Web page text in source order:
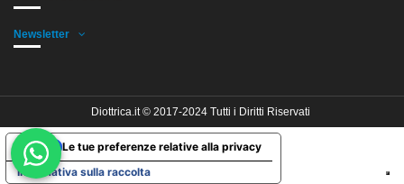
Newsletter
Diottrica.it © 2017-2024 Tutti i Diritti Riservati
Informativa sulla raccolta
Le tue preferenze relative alla privacy